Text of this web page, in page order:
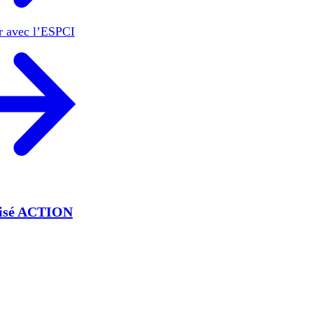
avec l’ESPCI
ACTION